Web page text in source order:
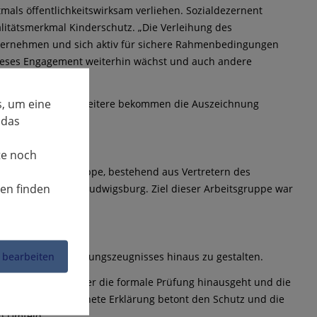
öffentlichkeitswirksam verliehen. Sozialdezernent
Kinderschutz. „Die Verleihung des
und sich aktiv für sichere Rahmenbedingungen
Engagement weiterhin wächst und auch andere
52 weitere bekommen die Auszeichnung
Arbeitsgruppe, bestehend aus Vertretern des
Ludwigsburg. Ziel dieser Arbeitsgruppe war
erweiterten Führungszeugnisses hinaus zu gestalten.
Ansatz, der über die formale Prüfung hinausgeht und die
Die unterzeichnete Erklärung betont den Schutz und die
um eine
noch
finden